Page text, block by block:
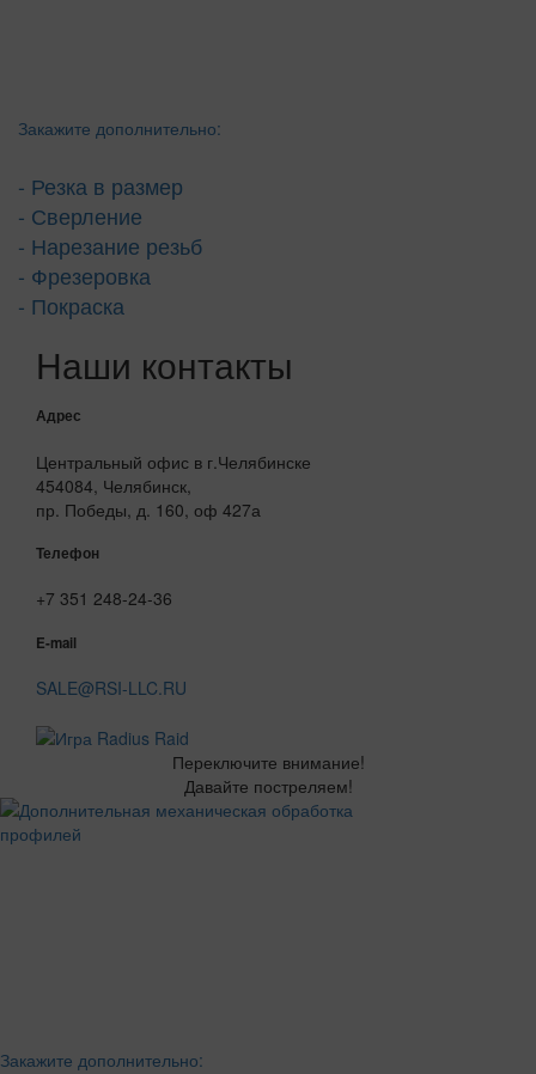
Закажите дополнительно:
- Резка в размер
- Сверление
- Нарезание резьб
- Фрезеровка
- Покраска
Наши контакты
Адрес
Центральный офис в г.Челябинске
454084, Челябинск,
пр. Победы, д. 160, оф 427а
Телефон
+7 351 248-24-36
E-mail
SALE@RSI-LLC.RU
Переключите внимание!
Давайте постреляем!
Закажите дополнительно: